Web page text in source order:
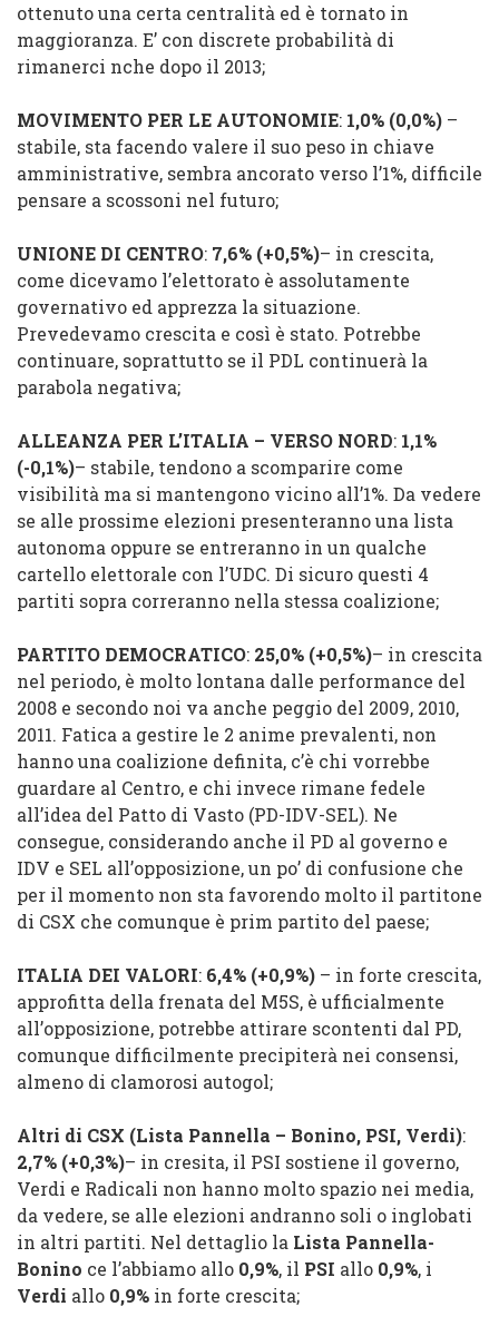
ottenuto una certa centralità ed è tornato in
maggioranza. E’ con discrete probabilità di
rimanerci nche dopo il 2013;
MOVIMENTO PER LE AUTONOMIE: 1,0% (0,0%) –
stabile, sta facendo valere il suo peso in chiave
amministrative, sembra ancorato verso l’1%, difficile
pensare a scossoni nel futuro;
UNIONE DI CENTRO: 7,6% (+0,5%)– in crescita,
come dicevamo l’elettorato è assolutamente
governativo ed apprezza la situazione.
Prevedevamo crescita e così è stato. Potrebbe
continuare, soprattutto se il PDL continuerà la
parabola negativa;
ALLEANZA PER L’ITALIA – VERSO NORD: 1,1%
(-0,1%)– stabile, tendono a scomparire come
visibilità ma si mantengono vicino all’1%. Da vedere
se alle prossime elezioni presenteranno una lista
autonoma oppure se entreranno in un qualche
cartello elettorale con l’UDC. Di sicuro questi 4
partiti sopra correranno nella stessa coalizione;
PARTITO DEMOCRATICO: 25,0% (+0,5%)– in crescita
nel periodo, è molto lontana dalle performance del
2008 e secondo noi va anche peggio del 2009, 2010,
2011. Fatica a gestire le 2 anime prevalenti, non
hanno una coalizione definita, c’è chi vorrebbe
guardare al Centro, e chi invece rimane fedele
all’idea del Patto di Vasto (PD-IDV-SEL). Ne
consegue, considerando anche il PD al governo e
IDV e SEL all’opposizione, un po’ di confusione che
per il momento non sta favorendo molto il partitone
di CSX che comunque è prim partito del paese;
ITALIA DEI VALORI: 6,4% (+0,9%) – in forte crescita,
approfitta della frenata del M5S, è ufficialmente
all’opposizione, potrebbe attirare scontenti dal PD,
comunque difficilmente precipiterà nei consensi,
almeno di clamorosi autogol;
Altri di CSX (Lista Pannella – Bonino, PSI, Verdi):
2,7% (+0,3%)– in cresita, il PSI sostiene il governo,
Verdi e Radicali non hanno molto spazio nei media,
da vedere, se alle elezioni andranno soli o inglobati
in altri partiti. Nel dettaglio la Lista Pannella-
Bonino ce l’abbiamo allo 0,9%, il PSI allo 0,9%, i
Verdi allo 0,9% in forte crescita;